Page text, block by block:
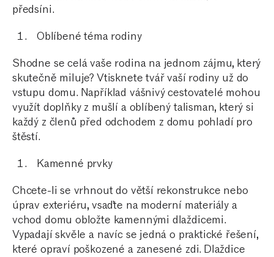
předsíni.
Oblíbené téma rodiny
Shodne se celá vaše rodina na jednom zájmu, který
skutečně miluje? Vtisknete tvář vaší rodiny už do
vstupu domu. Například vášnivý cestovatelé mohou
využít doplňky z mušlí a oblíbený talisman, který si
každý z členů před odchodem z domu pohladí pro
štěstí.
Kamenné prvky
Chcete-li se vrhnout do větší rekonstrukce nebo
úprav exteriéru, vsaďte na moderní materiály a
vchod domu obložte kamennými dlaždicemi.
Vypadají skvěle a navíc se jedná o praktické řešení,
které opraví poškozené a zanesené zdi. Dlaždice